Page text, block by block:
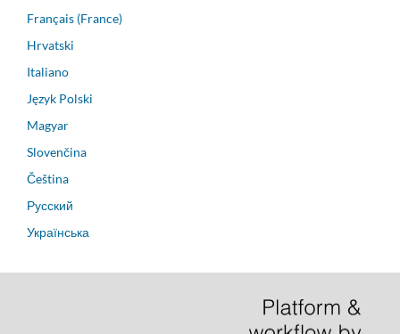
Français (France)
Hrvatski
Italiano
Język Polski
Magyar
Slovenčina
Čeština
Русский
Українська